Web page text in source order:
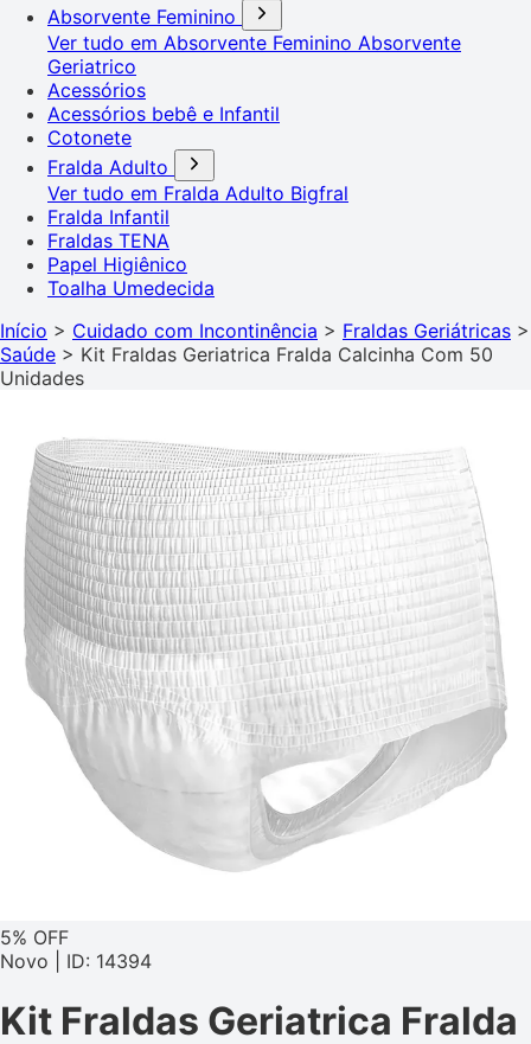
Absorvente Feminino
Ver tudo em Absorvente Feminino Absorvente
Geriatrico
Acessórios
Acessórios bebê e Infantil
Cotonete
Fralda Adulto
Ver tudo em Fralda Adulto Bigfral
Fralda Infantil
Fraldas TENA
Papel Higiênico
Toalha Umedecida
Início > Cuidado com Incontinência > Fraldas Geriátricas >
Saúde > Kit Fraldas Geriatrica Fralda Calcinha Com 50
Unidades
5% OFF
Novo | ID: 14394
Kit Fraldas Geriatrica Fralda